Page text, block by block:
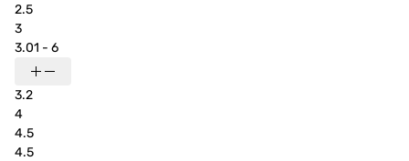
2.5
3
3.01 - 6
3.2
4
4.5
4.5